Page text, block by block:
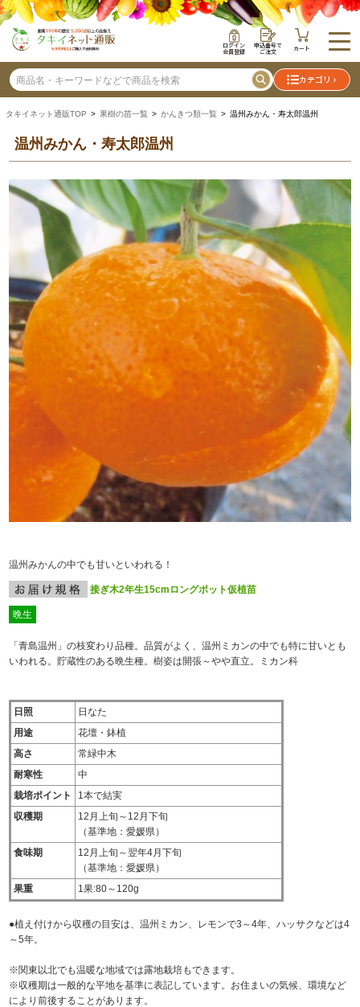
ログイン
会員登録
申込番号で
ご注文 カート
カテゴリ
タキイネット通販TOP > 果樹の苗一覧 > かんきつ類一覧 > 温州みかん・寿太郎温州
温州みかん・寿太郎温州
温州みかんの中でも甘いといわれる！
接ぎ木2年生15cmロングポット仮植苗
晩生
「青島温州」の枝変わり品種。品質がよく、温州ミカンの中でも特に甘いとも
いわれる。貯蔵性のある晩生種。樹姿は開張～やや直立。
ミカン科
日照
日なた
用途
花壇・鉢植
高さ
常緑中木
耐寒性
中
栽培ポイント
1本で結実
収穫期
12月上旬～12月下旬
（基準地：愛媛県）
食味期
12月上旬～翌年4月下旬
（基準地：愛媛県）
果重
1果:80～120g
●植え付けから収穫の目安は、温州ミカン、レモンで3～4年、ハッサクなどは4
～5年。
※関東以北でも温暖な地域では露地栽培もできます。
※収穫期は一般的な平地を基準に表記しています。お住まいの気候、環境など
により前後することがあります。